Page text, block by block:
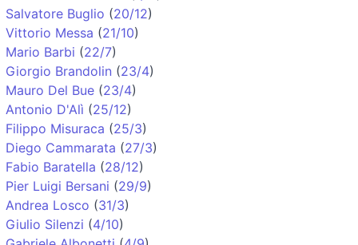
Salvatore Buglio (20/12)
Vittorio Messa (21/10)
Mario Barbi (22/7)
Giorgio Brandolin (23/4)
Mauro Del Bue (23/4)
Antonio D'Alì (25/12)
Filippo Misuraca (25/3)
Diego Cammarata (27/3)
Fabio Baratella (28/12)
Pier Luigi Bersani (29/9)
Andrea Losco (31/3)
Giulio Silenzi (4/10)